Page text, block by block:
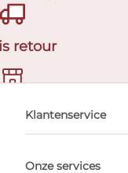
retour
afspraak
Klantenservice
Onze services